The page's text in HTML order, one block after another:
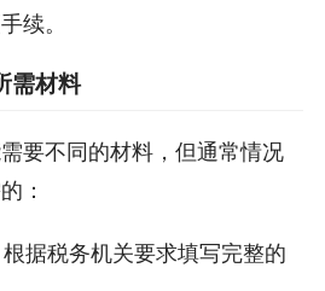
续。
需材料
要不同的材料，但通常情况
：
据税务机关要求填写完整的